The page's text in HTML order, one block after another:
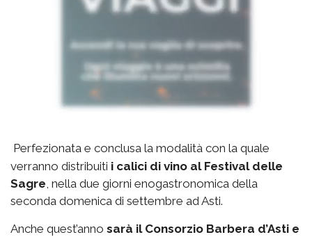
Perfezionata e conclusa la modalità con la quale
verranno distribuiti i calici di vino al Festival delle
Sagre, nella due giorni enogastronomica della
seconda domenica di settembre ad Asti.
Anche quest’anno sarà il Consorzio Barbera d’Asti e